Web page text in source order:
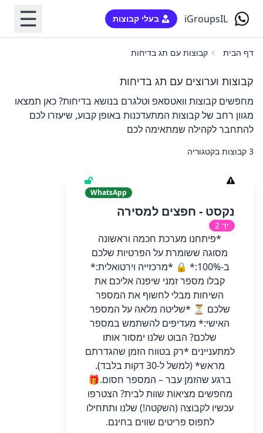
iGroupsIL בעלי קבוצות ☰
דף הבית קבוצות עם תג בדיחות
קבוצות וערוצים עם תג בדיחות
מחפשים קבוצות וואטסאפ וטלגרם בנושא בדיחות? כאן תמצאו
מגוון רחב של קבוצות המתעדכנות באופן קבוע, שיעזרו לכם
להתחבר לקהילה שמתאימה לכם
3 קבוצות בקטגוריה
WhatsApp
נקסט - חפצים למסירה
יד 2
*​פיתחנו מערכת חכמה וראשונה
מסוגה ששומרת על הפרטיות שלכם
ב-100%:* 🔒 *מרכזייה וירטואלית:*
קבלו מספר זמני שיפנה אליכם את
השיחות מבלי לחשוף את המספר
שלכם ⏳ *שליטה מלאה על המספר
האישי:* מעדיפים להשתמש במספר
שלכם? הבוט שלנו ימסור אותו
למתעניינים *רק בטווח הזמן שהגדרתם
מראש* (למשל ל-30 דקות בלבד).
ברגע שהזמן עבר – המספר חסום. ​🎁
מחפשים מציאות שוות לבית? הצטרפו
עכשיו לקבוצה (השקטה!) שלנו ותתחילו
לתפוס פריטים שווים בחינם.